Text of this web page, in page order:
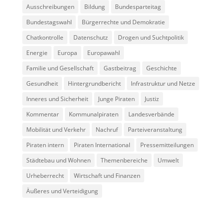
Ausschreibungen
Bildung
Bundesparteitag
Bundestagswahl
Bürgerrechte und Demokratie
Chatkontrolle
Datenschutz
Drogen und Suchtpolitik
Energie
Europa
Europawahl
Familie und Gesellschaft
Gastbeitrag
Geschichte
Gesundheit
Hintergrundbericht
Infrastruktur und Netze
Inneres und Sicherheit
Junge Piraten
Justiz
Kommentar
Kommunalpiraten
Landesverbände
Mobilität und Verkehr
Nachruf
Parteiveranstaltung
Piraten intern
Piraten International
Pressemitteilungen
Städtebau und Wohnen
Themenbereiche
Umwelt
Urheberrecht
Wirtschaft und Finanzen
Äußeres und Verteidigung